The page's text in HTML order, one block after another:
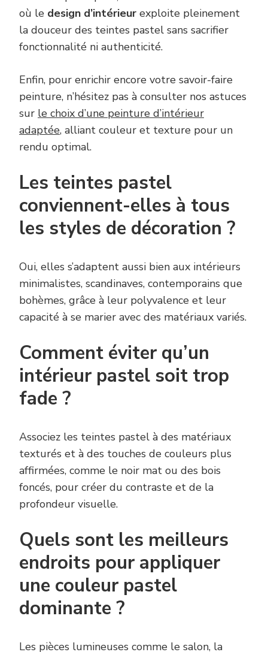
où le design d’intérieur exploite pleinement
la douceur des teintes pastel sans sacrifier
fonctionnalité ni authenticité.
Enfin, pour enrichir encore votre savoir-faire
peinture, n’hésitez pas à consulter nos astuces
sur le choix d’une peinture d’intérieur
adaptée, alliant couleur et texture pour un
rendu optimal.
Les teintes pastel
conviennent-elles à tous
les styles de décoration ?
Oui, elles s’adaptent aussi bien aux intérieurs
minimalistes, scandinaves, contemporains que
bohèmes, grâce à leur polyvalence et leur
capacité à se marier avec des matériaux variés.
Comment éviter qu’un
intérieur pastel soit trop
fade ?
Associez les teintes pastel à des matériaux
texturés et à des touches de couleurs plus
affirmées, comme le noir mat ou des bois
foncés, pour créer du contraste et de la
profondeur visuelle.
Quels sont les meilleurs
endroits pour appliquer
une couleur pastel
dominante ?
Les pièces lumineuses comme le salon, la